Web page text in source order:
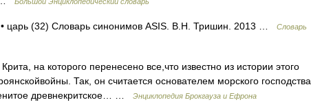
царь (32) Словарь синонимов ASIS. В.Н. Тришин. 2013 …
Словарь
на которого перенесено все,что известно из истории этого
Так, он считается основателем морского господства
древнекритское… …
Энциклопедия Брокгауза и Ефрона